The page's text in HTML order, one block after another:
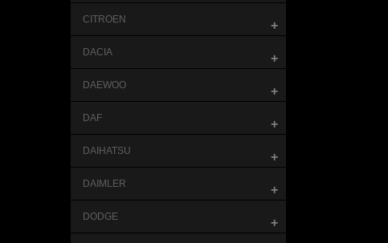
CITROEN +
DACIA +
DAEWOO +
DAF +
DAIHATSU +
DAIMLER +
DODGE +